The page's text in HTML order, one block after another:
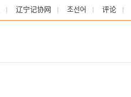
辽宁记协网 조선어 评论